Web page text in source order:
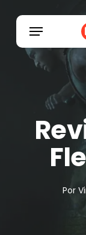
content
Menu
Por